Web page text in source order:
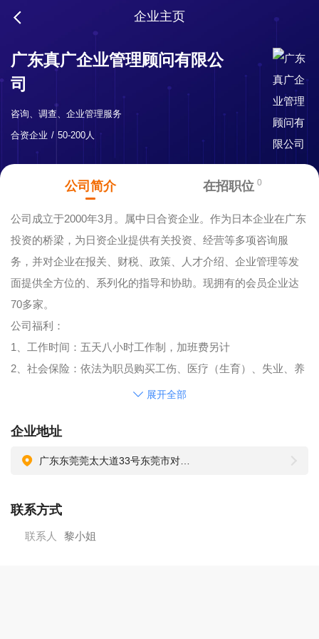
企业主页
广东真广企业管理顾问有限公
司
咨询、调查、企业管理服务
合资企业
50-200人
公司简介 在招职位 0
公司成立于2000年3月。属中日合资企业。作为日本企业在广东
投资的桥梁，为日资企业提供有关投资、经营等多项咨询服
务，并对企业在报关、财税、政策、人才介绍、企业管理等发
面提供全方位的、系列化的指导和协助。现拥有的会员企业达
70多家。
公司福利：
1、工作时间：五天八小时工作制，加班费另计
2、社会保险：依法为职员购买工伤、医疗（生育）、失业、养
4、住房公积金
5、有薪假期：公司职员依法享有各类法定有薪假期
展开全部
企业地址
联系方式
联系人 黎小姐